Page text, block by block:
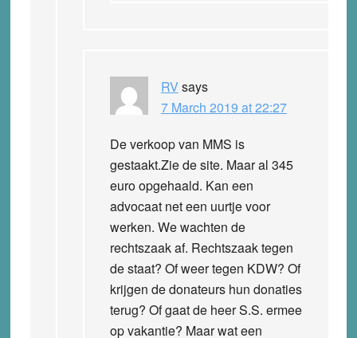
RV says
7 March 2019 at 22:27
De verkoop van MMS is
gestaakt.Zie de site. Maar al 345
euro opgehaald. Kan een
advocaat net een uurtje voor
werken. We wachten de
rechtszaak af. Rechtszaak tegen
de staat? Of weer tegen KDW? Of
krijgen de donateurs hun donaties
terug? Of gaat de heer S.S. ermee
op vakantie? Maar wat een